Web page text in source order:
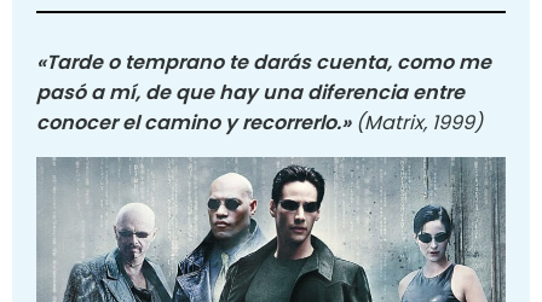
«Tarde o temprano te darás cuenta, como me
pasó a mí, de que hay una diferencia entre
conocer el camino y recorrerlo.» (Matrix, 1999)